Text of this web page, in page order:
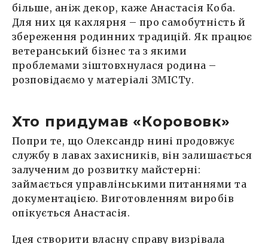
більше, аніж декор, каже Анастасія Коба.
Для них ця кахлярня – про самобутність й
збереження родинних традицій. Як працює
ветеранський бізнес та з якими
проблемами зіштовхнулася родина –
розповідаємо у матеріалі ЗМІСТу.
Хто придумав «Корововк»
Попри те, що Олександр нині продовжує
службу в лавах захисників, він залишається
залученим до розвитку майстерні:
займається управлінськими питаннями та
документацією. Виготовленням виробів
опікується Анастасія.
Ідея створити власну справу визрівала